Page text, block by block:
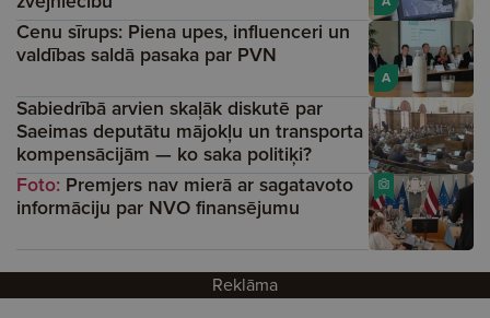
A
Cenu sīrups: Piena upes, influenceri un
valdības saldā pasaka par PVN
Sabiedrībā arvien skaļāk diskutē par
Saeimas deputātu mājokļu un transporta
kompensācijām — ko saka politiķi?
Foto: Premjers nav mierā ar sagatavoto
informāciju par NVO finansējumu
Reklāma